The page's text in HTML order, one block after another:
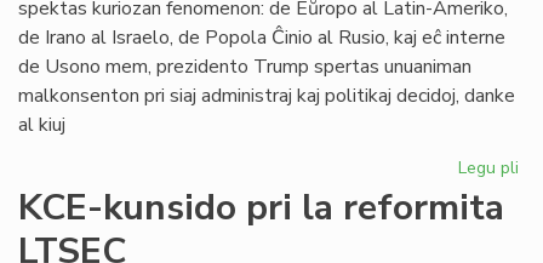
spektas kuriozan fenomenon: de Eŭropo al Latin-Ameriko,
de Irano al Israelo, de Popola Ĉinio al Rusio, kaj eĉ interne
de Usono mem, prezidento Trump spertas unuaniman
malkonsenton pri siaj administraj kaj politikaj decidoj, danke
al kiuj
Legu pli
KCE-kunsido pri la reformita
LTSEC